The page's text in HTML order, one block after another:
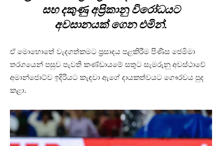
සහ දකුණු අප්‍රිකානු විරෝධයට
අවසානයක් ගෙන එමින්.
ඒ මොහොතේ වැදගත්කමට ප්‍රසාදය පළකිරීම පිණිස ජෙමිමා
තරගයෙන් පසුව පැවති කණ්ඩායමේ සතුට සැමරුනු අවස්ථාවේ
අමාන්ජොට්ව ඉදිරියට කැඳවා ඇ‌ගේ දායකත්වයට ගෞරවය පුද
කළා.